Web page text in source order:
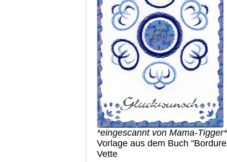
*eingescannt von Mama-Tigger*
Vorlage aus dem Buch
Vette